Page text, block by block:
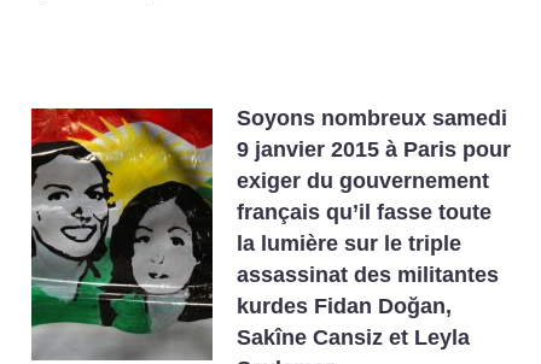
Soyons nombreux samedi
9 janvier 2015 à Paris pour
exiger du gouvernement
français qu’il fasse toute
la lumière sur le triple
assassinat des militantes
kurdes Fidan Doğan,
Sakîne Cansiz et Leyla